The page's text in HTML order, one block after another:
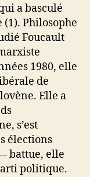
a basculé
(1). Philosophe
Foucault
1980, elle
de
Elle a
s’est
élections
battue, elle
politique.